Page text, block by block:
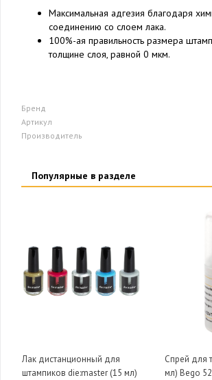
Максимальная адгезия благодаря
соединению со слоем лака.
100%-ая правильность размера
толщине слоя, равной 0 мкм.
Бренд
Артикул
Производитель
Популярные в разделе
Лак дистанционный для
штампиков die:master (15 мл)
Спрей для
мл) Bego